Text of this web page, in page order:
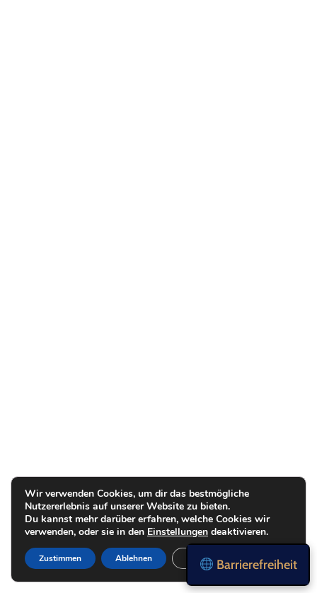
Barrierefreiheit
Wir verwenden Cookies, um dir das bestmögliche
Nutzererlebnis auf unserer Website zu bieten.
Du kannst mehr darüber erfahren, welche Cookies wir
verwenden, oder sie in den Einstellungen deaktivieren.
Zustimmen Ablehnen Einstellungen